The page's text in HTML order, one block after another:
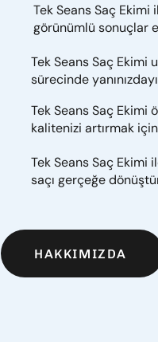
Tek Seans Saç
görünümlü sonuçlar
Tek Seans Saç Ekimi
sürecinde
Tek Seans Saç Ekimi
kalitenizi artırmak
Tek Seans Saç Ekimi
saçı gerçeğe
HAKKIMIZDA